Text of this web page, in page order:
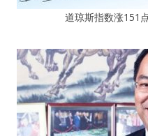
道琼斯指数涨151